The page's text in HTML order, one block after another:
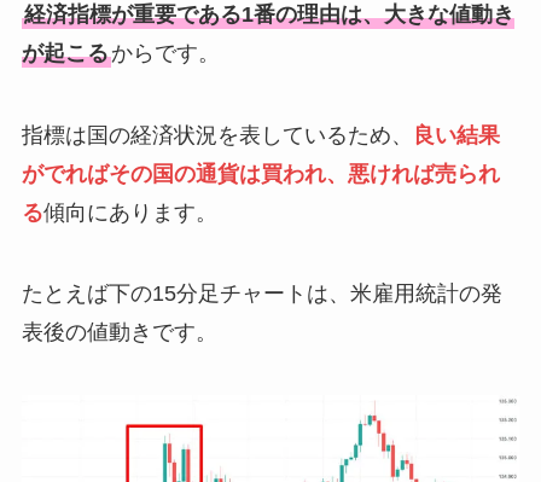
経済指標が重要である1番の理由は、大きな値動き
が起こるからです。
指標は国の経済状況を表しているため、
良い結果
がでればその国の通貨は買われ、悪ければ売られ
る傾向にあります。
たとえば下の15分足チャートは、米雇用統計の発
表後の値動きです。